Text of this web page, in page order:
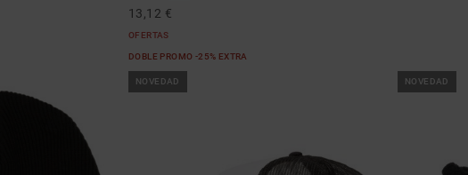
13,12 €
OFERTAS
DOBLE PROMO -25% EXTRA
NOVEDAD NOVEDAD